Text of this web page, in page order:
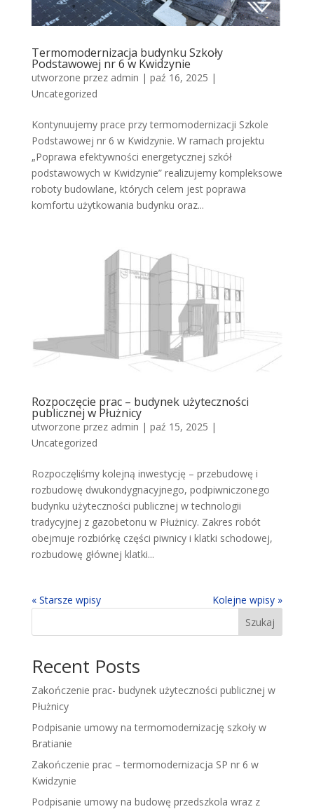
Termomodernizacja budynku Szkoły
Podstawowej nr 6 w Kwidzynie
utworzone przez admin | paź 16, 2025 |
Uncategorized
Kontynuujemy prace przy termomodernizacji Szkole
Podstawowej nr 6 w Kwidzynie. W ramach projektu
„Poprawa efektywności energetycznej szkół
podstawowych w Kwidzynie” realizujemy kompleksowe
roboty budowlane, których celem jest poprawa
komfortu użytkowania budynku oraz...
Rozpoczęcie prac – budynek użyteczności
publicznej w Płużnicy
utworzone przez admin | paź 15, 2025 |
Uncategorized
Rozpoczęliśmy kolejną inwestycję – przebudowę i
rozbudowę dwukondygnacyjnego, podpiwniczonego
budynku użyteczności publicznej w technologii
tradycyjnej z gazobetonu w Płużnicy. Zakres robót
obejmuje rozbiórkę części piwnicy i klatki schodowej,
rozbudowę głównej klatki...
« Starsze wpisy
Kolejne wpisy »
Szukaj
Recent Posts
Zakończenie prac- budynek użyteczności publicznej w
Płużnicy
Podpisanie umowy na termomodernizację szkoły w
Bratianie
Zakończenie prac – termomodernizacja SP nr 6 w
Kwidzynie
Podpisanie umowy na budowę przedszkola wraz z